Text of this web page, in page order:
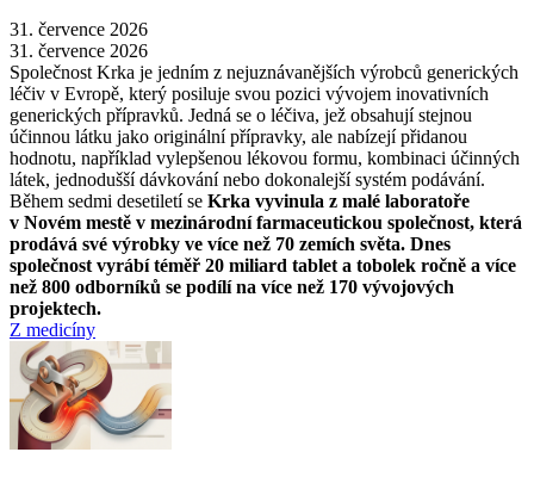
31. července 2026
31. července 2026
Společnost Krka je jedním z nejuznávanějších výrobců generických
léčiv v Evropě, který posiluje svou pozici vývojem inovativních
generických přípravků. Jedná se o léčiva, jež obsahují stejnou
účinnou látku jako originální přípravky, ale nabízejí přidanou
hodnotu, například vylepšenou lékovou formu, kombinaci účinných
látek, jednodušší dávkování nebo dokonalejší systém podávání.
Během sedmi desetiletí se Krka vyvinula z malé laboratoře
v Novém mestě v mezinárodní farmaceutickou společnost, která
prodává své výrobky ve více než 70 zemích světa. Dnes
společnost vyrábí téměř 20 miliard tablet a tobolek ročně a více
než 800 odborníků se podílí na více než 170 vývojových
projektech.
Z medicíny